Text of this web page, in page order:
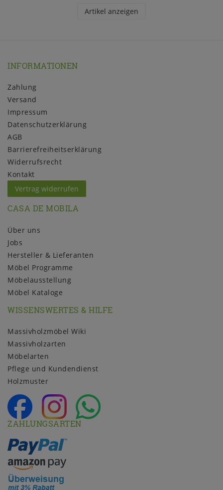
Artikel anzeigen
INFORMATIONEN
Zahlung
Versand
Impressum
Daten­schutz­erklärung
AGB
Barrierefreiheitserklärung
Widerrufs­recht
Kontakt
Vertrag widerrufen
CASA DE MOBILA
Über uns
Jobs
Hersteller & Lieferanten
Möbel Programme
Möbelausstellung
Möbel Kataloge
WISSENSWERTES & HILFE
Massivholzmöbel Wiki
Massivholzarten
Möbelarten
Pflege und Kundendienst
Holzmuster
ZAHLUNGSARTEN